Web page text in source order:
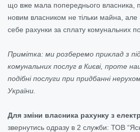
що вже мала попереднього власника,
новим власником не тільки майна,
себе рахунки за сплату комунальних
Примітка: ми розберемо приклад з
комунальних послуг в Києві, проте
подібні послуги при придбанні
України.
Для зміни власника рахунку з
звернутись одразу в 2 служби: ТОВ